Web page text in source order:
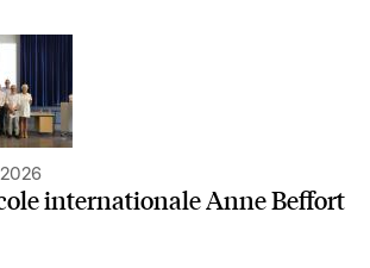
internationale Anne Beffort